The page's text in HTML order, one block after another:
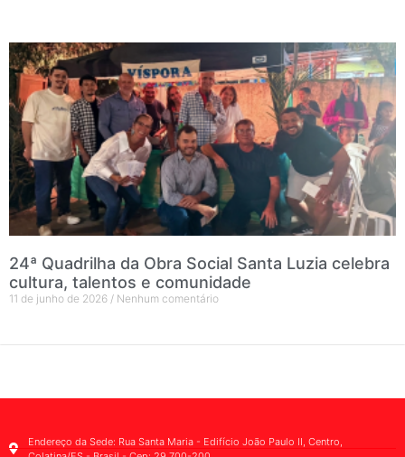
24ª Quadrilha da Obra Social Santa Luzia celebra
cultura, talentos e comunidade
11 de junho de 2026 Nenhum comentário
Endereço da Sede: Rua Santa Maria - Edifício João Paulo II, Centro,